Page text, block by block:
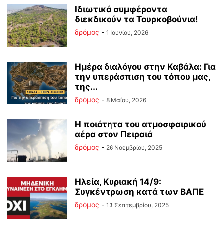
Ιδιωτικά συμφέροντα
διεκδικούν τα Τουρκοβούνια!
δρόμος - 1 Ιουνίου, 2026
Ημέρα διαλόγου στην Καβάλα: Για
την υπεράσπιση του τόπου μας,
της...
δρόμος - 8 Μαΐου, 2026
Η ποιότητα του ατμοσφαιρικού
αέρα στον Πειραιά
δρόμος - 26 Νοεμβρίου, 2025
Ηλεία, Κυριακή 14/9:
Συγκέντρωση κατά των ΒΑΠΕ
δρόμος - 13 Σεπτεμβρίου, 2025